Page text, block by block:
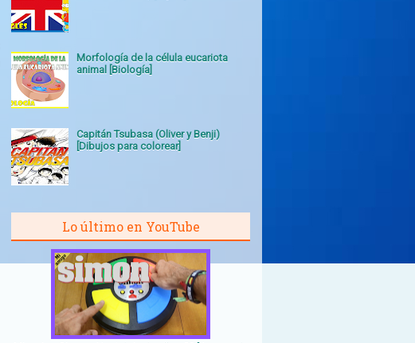
Morfología de la célula eucariota
animal [Biología]
Capitán Tsubasa (Oliver y Benji)
[Dibujos para colorear]
Lo último en YouTube